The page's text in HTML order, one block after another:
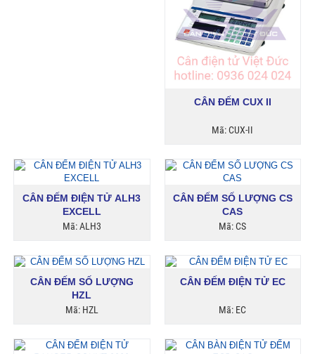
CÂN ĐẾM CUX II
Mã: CUX-II
CÂN ĐẾM ĐIỆN TỬ ALH3
EXCELL
Mã: ALH3
CÂN ĐẾM SỐ LƯỢNG CS
CAS
Mã: CS
CÂN ĐẾM SỐ LƯỢNG
HZL
Mã: HZL
CÂN ĐẾM ĐIỆN TỬ EC
Mã: EC